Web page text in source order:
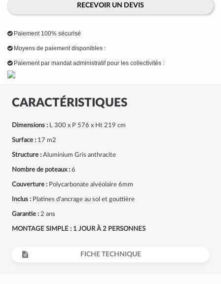
CARACTÉRISTIQUES
Dimensions : L 300 x P 576 x Ht 219 cm
Surface : 17 m2
Structure : Aluminium Gris anthracite
Nombre de poteaux : 6
Couverture : Polycarbonate alvéolaire 6mm
Inclus : Platines d'ancrage au sol et gouttière
Garantie : 2 ans
MONTAGE SIMPLE : 1 JOUR À 2 PERSONNES
FICHE TECHNIQUE
RECEVOIR UN DEVIS
Paiement 100% sécurisé
Moyens de paiement disponibles :
Paiement par mandat administratif pour les collectivités :